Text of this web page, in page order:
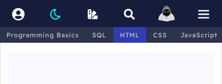
Programming Basics SQL HTML CSS JavaScript